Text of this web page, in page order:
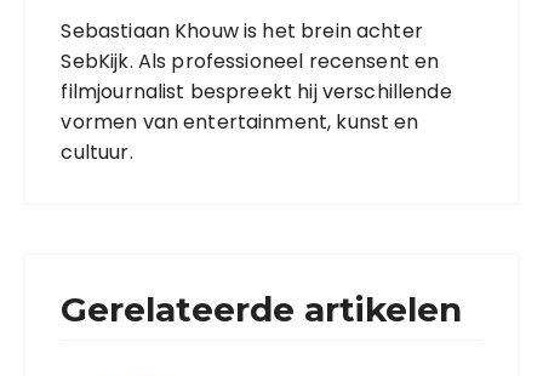
Sebastiaan Khouw is het brein achter
SebKijk. Als professioneel recensent en
filmjournalist bespreekt hij verschillende
vormen van entertainment, kunst en
cultuur.
Gerelateerde artikelen